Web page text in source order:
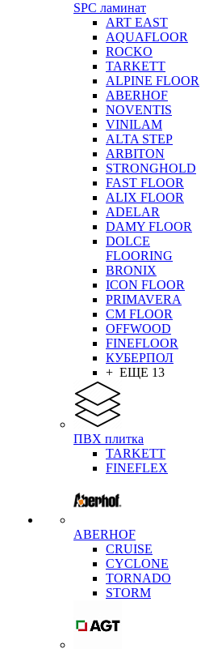
SPC ламинат
ART EAST
AQUAFLOOR
ROCKO
TARKETT
ALPINE FLOOR
ABERHOF
NOVENTIS
VINILAM
ALTA STEP
ARBITON
STRONGHOLD
FAST FLOOR
ALIX FLOOR
ADELAR
DAMY FLOOR
DOLCE
FLOORING
BRONIX
ICON FLOOR
PRIMAVERA
CM FLOOR
OFFWOOD
FINEFLOOR
КУБЕРПОЛ
+ ЕЩЕ 13
ПВХ плитка
TARKETT
FINEFLEX
ABERHOF
CRUISE
CYCLONE
TORNADO
STORM